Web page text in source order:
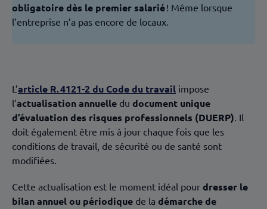
obligatoire dès le premier salarié! Même lorsque
l’entreprise n’a pas encore de locaux.
L’article R. 4121-2 du Code du travail impose
l’actualisation annuelle du document unique
d’évaluation des risques professionnels (DUERP). Il
doit également être mis à jour chaque fois que les
conditions de travail, de sécurité ou de santé sont
modifiées.
Cette actualisation est le moment idéal pour dresser le
bilan annuel ou périodique de la démarche de